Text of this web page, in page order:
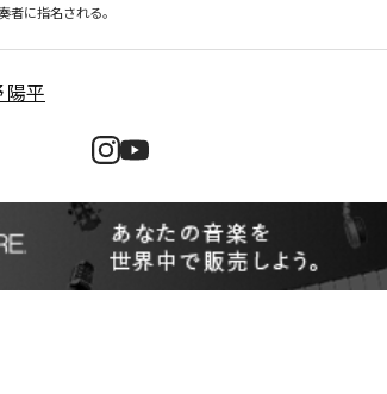
者に指名される。
陽平